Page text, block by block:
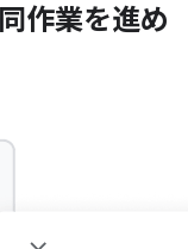
作業を進め